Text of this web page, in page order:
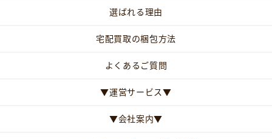
選ばれる理由
宅配買取の梱包方法
よくあるご質問
▼運営サービス▼
▼会社案内▼